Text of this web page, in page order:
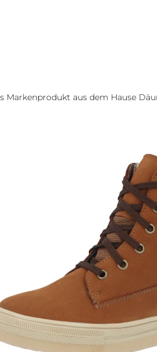
Markenprodukt aus dem Hause